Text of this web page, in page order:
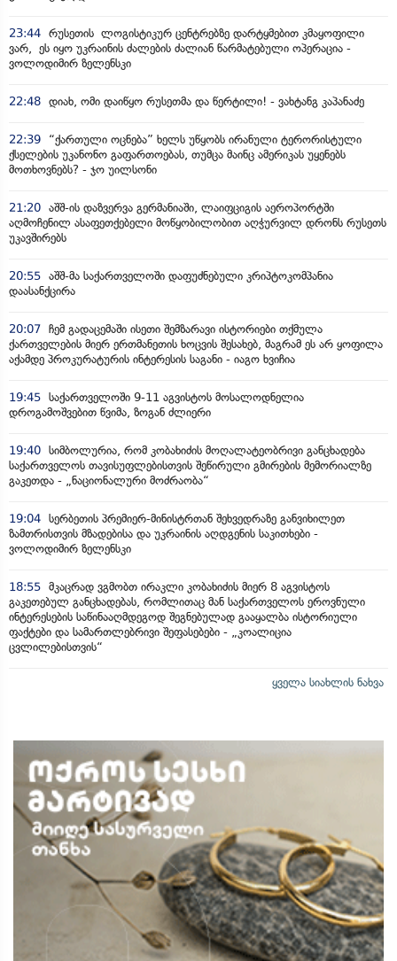
23:44 რუსეთის ლოგისტიკურ ცენტრებზე დარტყმებით კმაყოფილი
ვარ, ეს იყო უკრაინის ძალების ძალიან წარმატებული ოპერაცია -
ვოლოდიმირ ზელენსკი
22:48 დიახ, ომი დაიწყო რუსეთმა და წერტილი! - ვახტანგ კაპანაძე
22:39
“ქართული ოცნება” ხელს უწყობს ირანული ტერორისტული
ქსელების უკანონო გაფართოებას, თუმცა მაინც ამერიკას უყენებს
მოთხოვნებს? - ჯო უილსონი
21:20 აშშ-ის დაზვერვა გერმანიაში, ლაიფციგის აეროპორტში
აღმოჩენილ ასაფეთქებელი მოწყობილობით აღჭურვილ დრონს რუსეთს
უკავშირებს
20:55 აშშ-მა საქართველოში დაფუძნებული კრიპტოკომპანია
დაასანქცირა
20:07 ჩემ გადაცემაში ისეთი შემზარავი ისტორიები თქმულა
ქართველების მიერ ერთმანეთის ხოცვის შესახებ, მაგრამ ეს არ ყოფილა
აქამდე პროკურატურის ინტერესის საგანი - იაგო ხვიჩია
19:45 საქართველოში 9-11 აგვისტოს მოსალოდნელია
დროგამოშვებით წვიმა, ზოგან ძლიერი
19:40 სიმბოლურია, რომ კობახიძის მოღალატეობრივი განცხადება
საქართველოს თავისუფლებისთვის შეწირული გმირების მემორიალზე
გაკეთდა - „ნაციონალური მოძრაობა“
19:04 სერბეთის პრემიერ-მინისტრთან შეხვედრაზე განვიხილეთ
ზამთრისთვის მზადებისა და უკრაინის აღდგენის საკითხები -
ვოლოდიმირ ზელენსკი
18:55 მკაცრად ვგმობთ ირაკლი კობახიძის მიერ 8 აგვისტოს
გაკეთებულ განცხადებას, რომლითაც მან საქართველოს ეროვნული
ინტერესების საწინააღმდეგოდ შეგნებულად გააყალბა ისტორიული
ფაქტები და სამართლებრივი შეფასებები - „კოალიცია
ცვლილებისთვის“
ყველა სიახლის ნახვა